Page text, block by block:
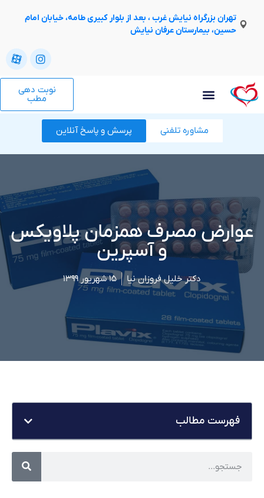
تهران بزرگراه نیایش غرب ، بعد از بلوار کبیری طامه، خیابان امام
حسین، بیمارستان عرفان نیایش
نوبت دهی
مطب
مشاوره تلفنی پرسش و پاسخ آنلاین
عوارض مصرف همزمان پلاویکس
و آسپرین
دکتر خلیل فروزان نیا ۱۵ شهریور ۱۳۹۹
فهرست مطالب